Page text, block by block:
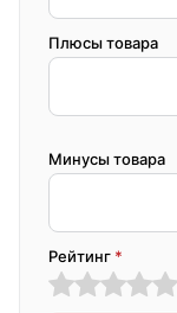
Плюсы товара
Минусы товара
Рейтинг *